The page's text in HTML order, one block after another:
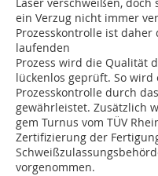
Laser verschweißen,
ein Verzug nicht immer
Prozesskontrolle ist
laufen­den
Prozess wird die Qualität
lückenlos geprüft. So wird
Prozesskontrolle durch
gewährleistet. Zusätzlich
gem Turnus vom TÜV
Zertifizierung der
vorgenommen.